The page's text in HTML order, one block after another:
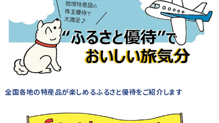
全国各地の特産品が楽しめるふるさと優待をご紹介します